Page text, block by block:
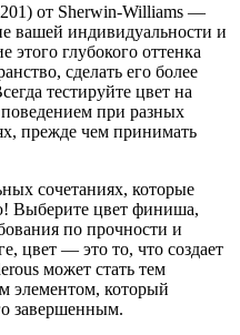
от Sherwin-Williams —
вашей индивидуальности и
этого глубокого оттенка
сделать его более
тестируйте цвет на
поведением при разных
прежде чем принимать
сочетаниях, которые
Выберите цвет финиша,
по прочности и
цвет — это то, что создает
может стать тем
элементом, который
завершенным.